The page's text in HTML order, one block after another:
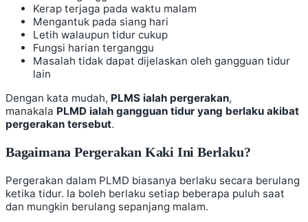
Kerap terjaga pada waktu malam
Mengantuk pada siang hari
Letih walaupun tidur cukup
Fungsi harian terganggu
Masalah tidak dapat dijelaskan oleh gangguan tidur
lain
Dengan kata mudah, PLMS ialah pergerakan,
manakala PLMD ialah gangguan tidur yang berlaku akibat
pergerakan tersebut.
Bagaimana Pergerakan Kaki Ini Berlaku?
Pergerakan dalam PLMD biasanya berlaku secara berulang
ketika tidur. Ia boleh berlaku setiap beberapa puluh saat
dan mungkin berulang sepanjang malam.